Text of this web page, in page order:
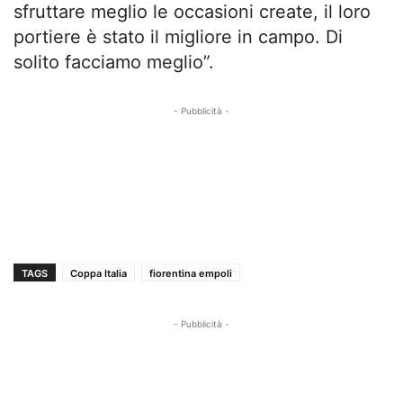
sfruttare meglio le occasioni create, il loro
portiere è stato il migliore in campo. Di
solito facciamo meglio”.
- Pubblicità -
TAGS Coppa Italia fiorentina empoli
- Pubblicità -